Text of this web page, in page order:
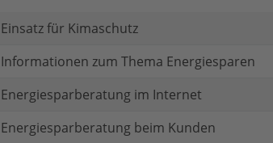
Einsatz für Kimaschutz
Informationen zum Thema Energiesparen
Energiesparberatung im Internet
Energiesparberatung beim Kunden